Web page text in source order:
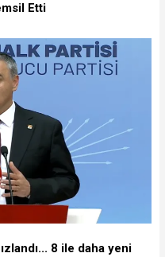
Etti
8 ile daha yeni